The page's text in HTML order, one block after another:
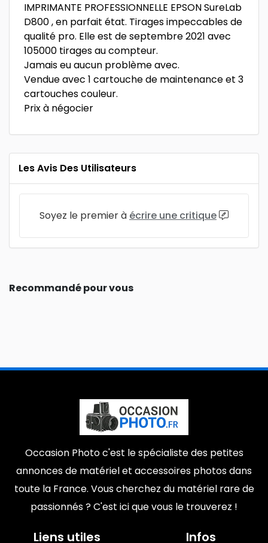
IMPRIMANTE PROFESSIONNELLE EPSON SureLab
D800 , en parfait état. Tirages impeccables de
qualité pro. Elle est de septembre 2021 avec
105000 tirages au compteur.
Jamais eu aucun problème avec.
Vendue avec 1 cartouche de maintenance et 3
cartouches couleur.
Prix à négocier
Les Avis Des Utilisateurs
Soyez le premier à écrire une critique
Recommandé pour vous
Occasion Photo c'est le spécialiste des petites
annonces de matériel et accessoires photos dans
toute la France. Vous cherchez du matériel rare de
passionnés ? C'est ici que vous le trouverez !
Liens utiles Infos